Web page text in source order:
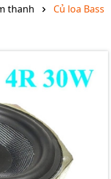
thanh
Củ loa Bass